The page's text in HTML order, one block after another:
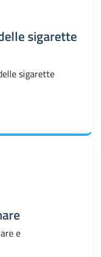
sigarette
sigarette
e